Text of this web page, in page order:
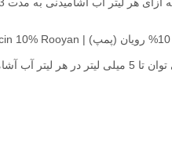
تجویز نمود)‌